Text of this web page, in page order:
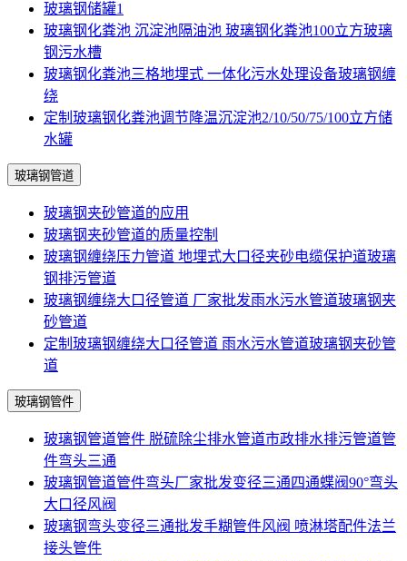
玻璃钢储罐1
玻璃钢化粪池 沉淀池隔油池 玻璃钢化粪池100立方玻璃
钢污水槽
玻璃钢化粪池三格地埋式 一体化污水处理设备玻璃钢缠
绕
定制玻璃钢化粪池调节降温沉淀池2/10/50/75/100立方储
水罐
玻璃钢管道
玻璃钢夹砂管道的应用
玻璃钢夹砂管道的质量控制
玻璃钢缠绕压力管道 地埋式大口径夹砂电缆保护道玻璃
钢排污管道
玻璃钢缠绕大口径管道 厂家批发雨水污水管道玻璃钢夹
砂管道
定制玻璃钢缠绕大口径管道 雨水污水管道玻璃钢夹砂管
道
玻璃钢管件
玻璃钢管道管件 脱硫除尘排水管道市政排水排污管道管
件弯头三通
玻璃钢管道管件弯头厂家批发变径三通四通蝶阀90°弯头
大口径风阀
玻璃钢弯头变径三通批发手糊管件风阀 喷淋塔配件法兰
接头管件